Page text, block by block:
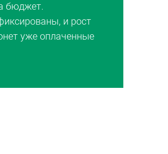
бюджет.
и рост
уже оплаченные